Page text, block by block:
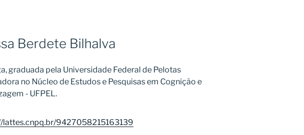
Berdete Bilhalva
graduada pela Universidade Federal de Pelotas
no Núcleo de Estudos e Pesquisas em Cognição e
- UFPEL.
lattes.cnpq.br/9427058215163139